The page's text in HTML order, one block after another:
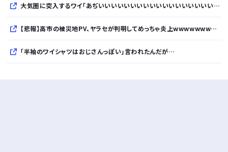
大気圏に突入するワイ「あぢいいいいいいいいいいいいいいいいいい！！！！」
【悲報】高市の被災地PV、ヤラセが判明してめっちゃ炎上wwwwwwwwwwwwwwwwwwwwwwwwwww
「半袖のワイシャツはおじさんっぽい」言われたんだが…